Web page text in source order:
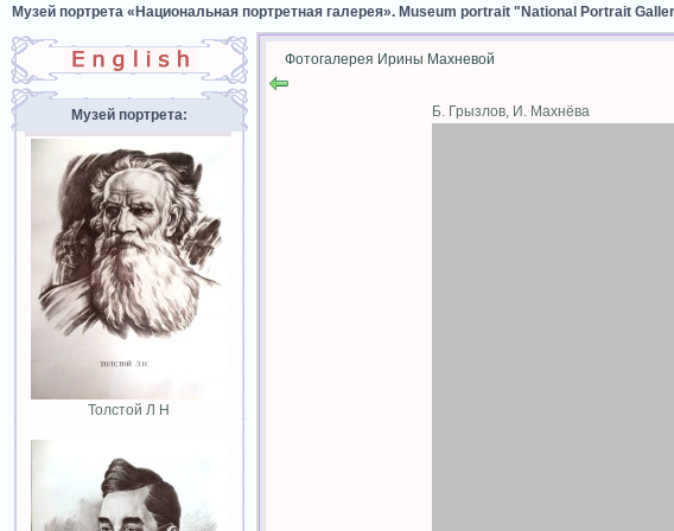
Музей портрета «Национальная портретная галерея». Museum portrait "National Portrait
Музей портрета:
Толстой Л Н
Фотогалерея Ирины Махневой
Б. Грызлов, И. Махнёва